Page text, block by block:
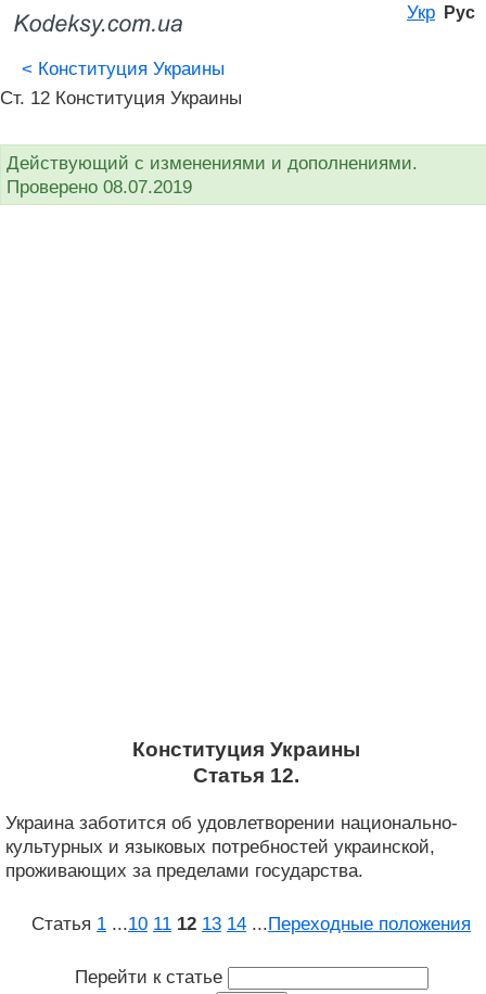
Укр Рус
< Конституция Украины
Ст. 12 Конституция Украины
Действующий с изменениями и дополнениями.
Проверено 08.07.2019
Конституция Украины
Статья 12.
Украина заботится об удовлетворении национально-
культурных и языковых потребностей украинской,
проживающих за пределами государства.
Статья 1 ...10 11 12 13 14 ...Переходные положения
Перейти к статье